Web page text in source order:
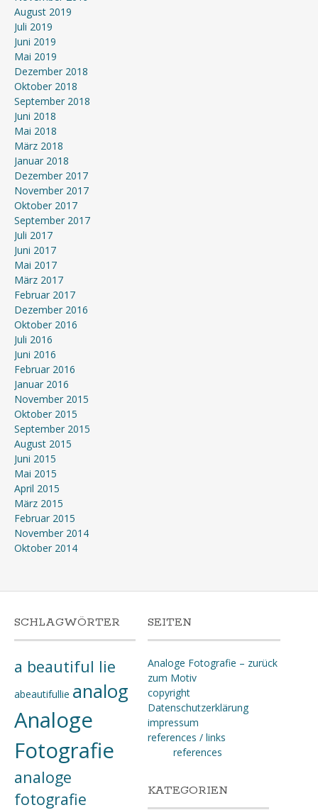
August 2019
Juli 2019
Juni 2019
Mai 2019
Dezember 2018
Oktober 2018
September 2018
Juni 2018
Mai 2018
März 2018
Januar 2018
Dezember 2017
November 2017
Oktober 2017
September 2017
Juli 2017
Juni 2017
Mai 2017
März 2017
Februar 2017
Dezember 2016
Oktober 2016
Juli 2016
Juni 2016
Februar 2016
Januar 2016
November 2015
Oktober 2015
September 2015
August 2015
Juni 2015
Mai 2015
April 2015
März 2015
Februar 2015
November 2014
Oktober 2014
SCHLAGWÖRTER
a beautiful lie
abeautifullie analog
Analoge
Fotografie
analoge
fotografie
SEITEN
Analoge Fotografie – zurück
zum Motiv
copyright
Datenschutzerklärung
impressum
references / links
references
KATEGORIEN